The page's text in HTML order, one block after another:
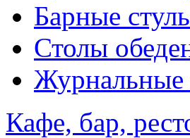
Барные
Столы
Журнальные
Кафе, бар,